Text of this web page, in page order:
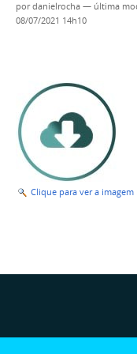
pordanielrocha — última
08/07/2021 14h10
Clique para ver a